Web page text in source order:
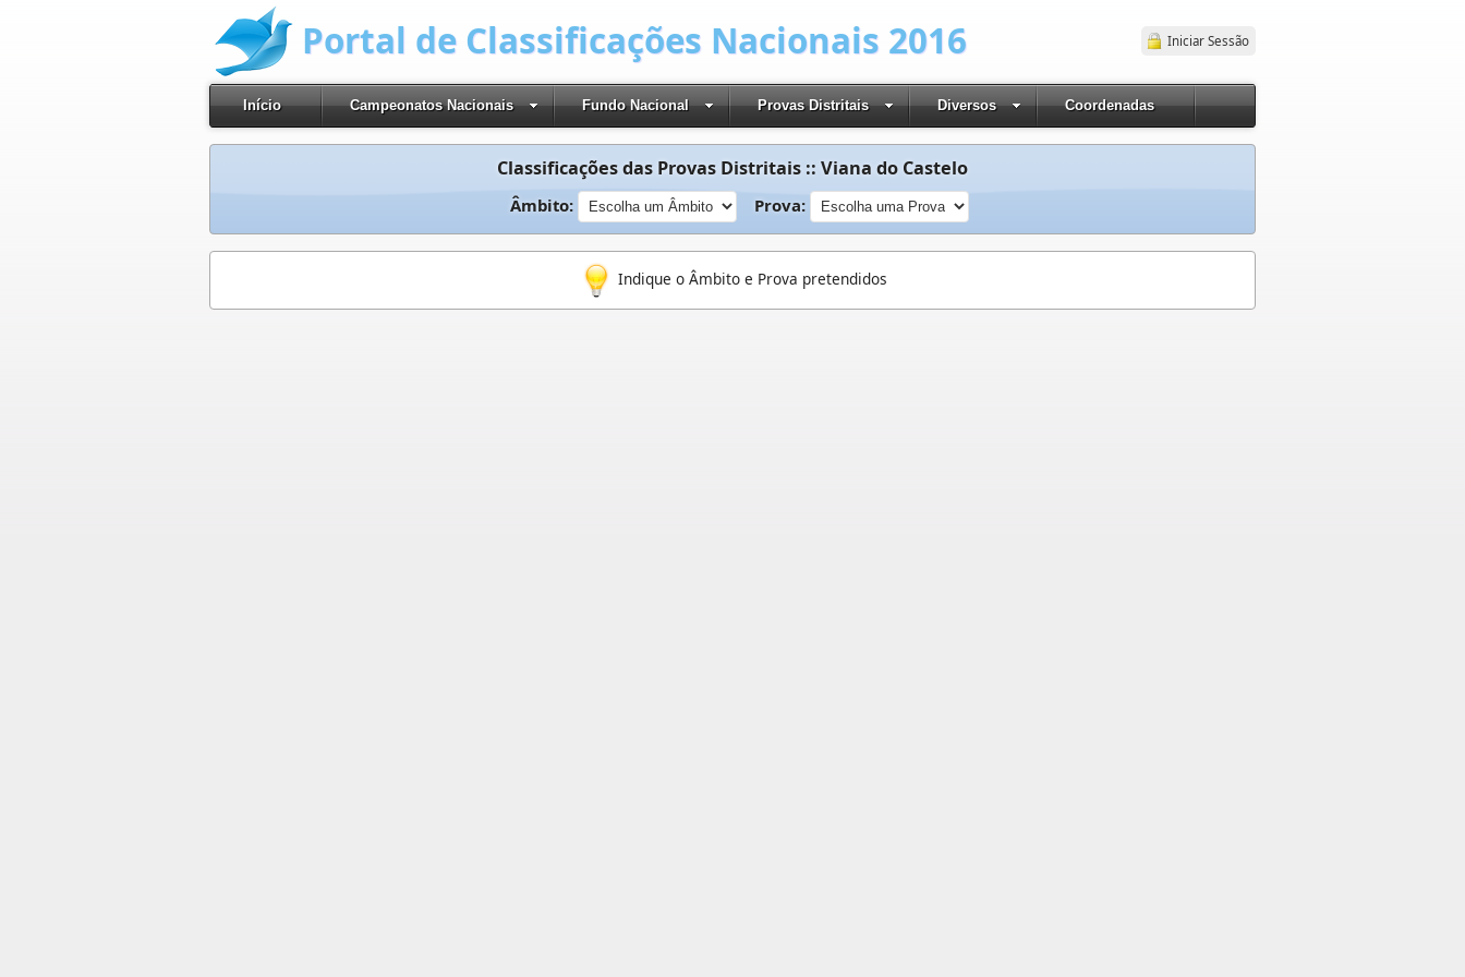
Portal de Classificações Nacionais 2016 Iniciar Sessão
Início Campeonatos Nacionais Fundo Nacional Provas Distritais Diversos Coordenadas
Classificações das Provas Distritais :: Viana do Castelo
Âmbito: Prova:
Indique o Âmbito e Prova pretendidos